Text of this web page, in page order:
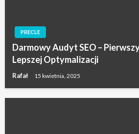
PRECLE
Darmowy Audyt SEO –
Lepszej Optymalizacji
Rafał 15 kwietnia, 2025